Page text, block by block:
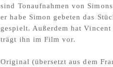
sind Tonaufnahmen von
er habe Simon gebeten das
gespielt. Außerdem hat
trägt ihn im Film vor.
Original (übersetzt aus dem